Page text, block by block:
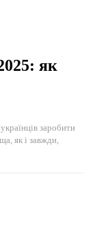
як
заробити
як і завжди,